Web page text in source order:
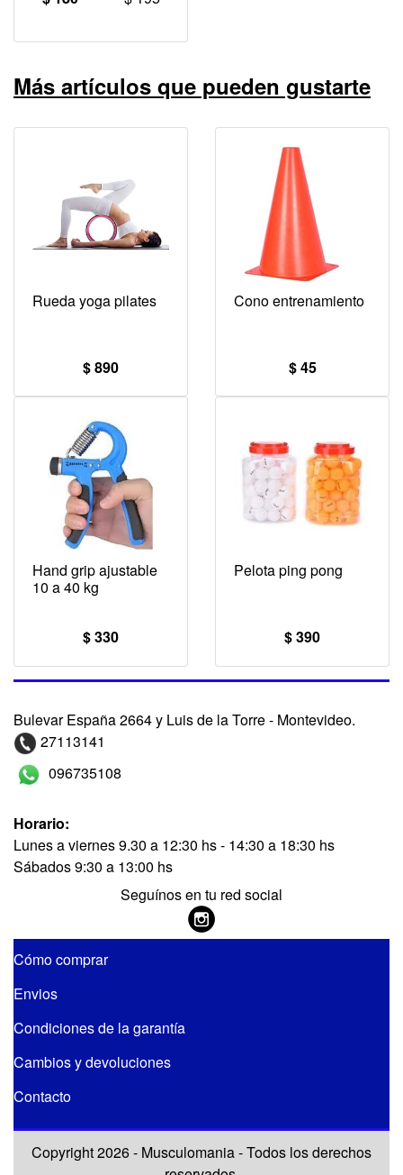
Más artículos que pueden gustarte
Rueda yoga pilates
$ 890
Cono entrenamiento
$ 45
Hand grip ajustable
10 a 40 kg
$ 330
Pelota ping pong
$ 390
Bulevar España 2664 y Luis de la Torre - Montevideo.
27113141
096735108
Horario:
Lunes a viernes 9.30 a 12:30 hs - 14:30 a 18:30 hs
Sábados 9:30 a 13:00 hs
Seguínos en tu red social
Cómo comprar
Envios
Condiciones de la garantía
Cambios y devoluciones
Contacto
Copyright 2026 - Musculomania - Todos los derechos